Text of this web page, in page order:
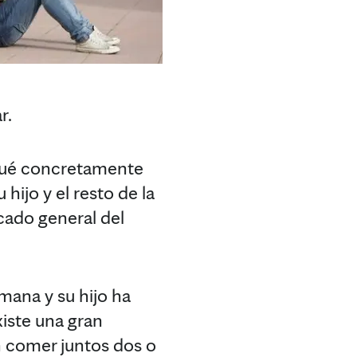
concretamente
hijo y el resto de la
general del
y su hijo ha
una gran
comer juntos dos o